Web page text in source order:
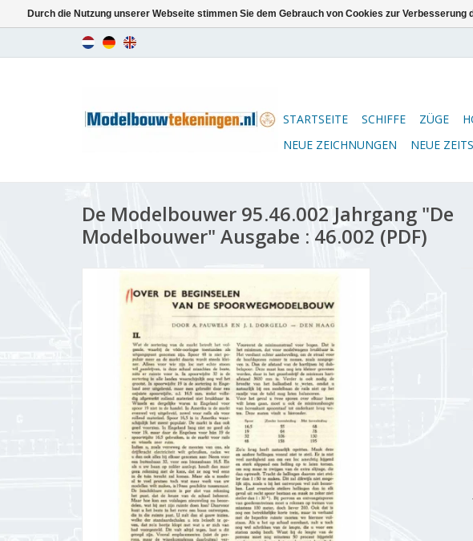
STARTSEITE SCHIFFE ZÜGE
NEUE ZEICHNUNGEN
NEUE
De Modelbouwer 95.46.002 Jahrgang "De
Modelbouwer" Ausgabe : 46.002 (PDF)
Durch die Nutzung unserer Webseite stimmen Sie dem Gebrauch von Cookies zur Verbesserung